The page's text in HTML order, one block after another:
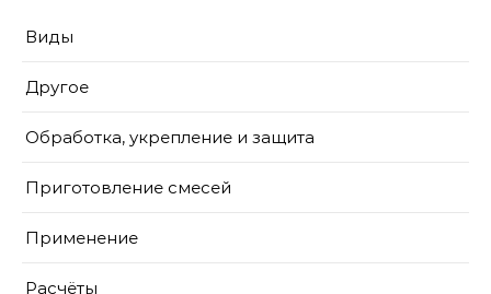
Виды
Другое
Обработка, укрепление и защита
Приготовление смесей
Применение
Расчёты